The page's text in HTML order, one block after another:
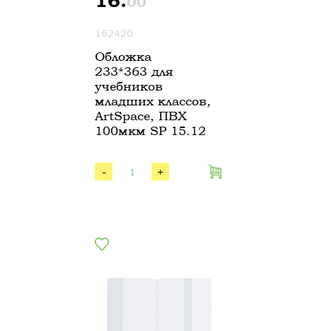
162420
Обложка
233*363 для
учебников
младших классов,
ArtSpace, ПВХ
100мкм SP 15.12
- +